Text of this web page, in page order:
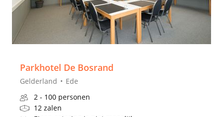
Parkhotel De Bosrand
Gelderland
Ede
2 - 100 personen
12 zalen